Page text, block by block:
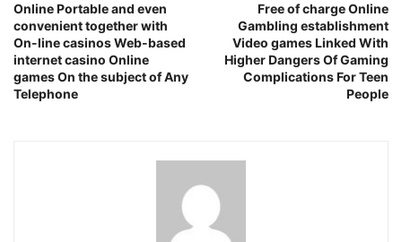
Online Portable and even
convenient together with
On-line casinos Web-based
internet casino Online
games On the subject of Any
Telephone
Free of charge Online
Gambling establishment
Video games Linked With
Higher Dangers Of Gaming
Complications For Teen
People